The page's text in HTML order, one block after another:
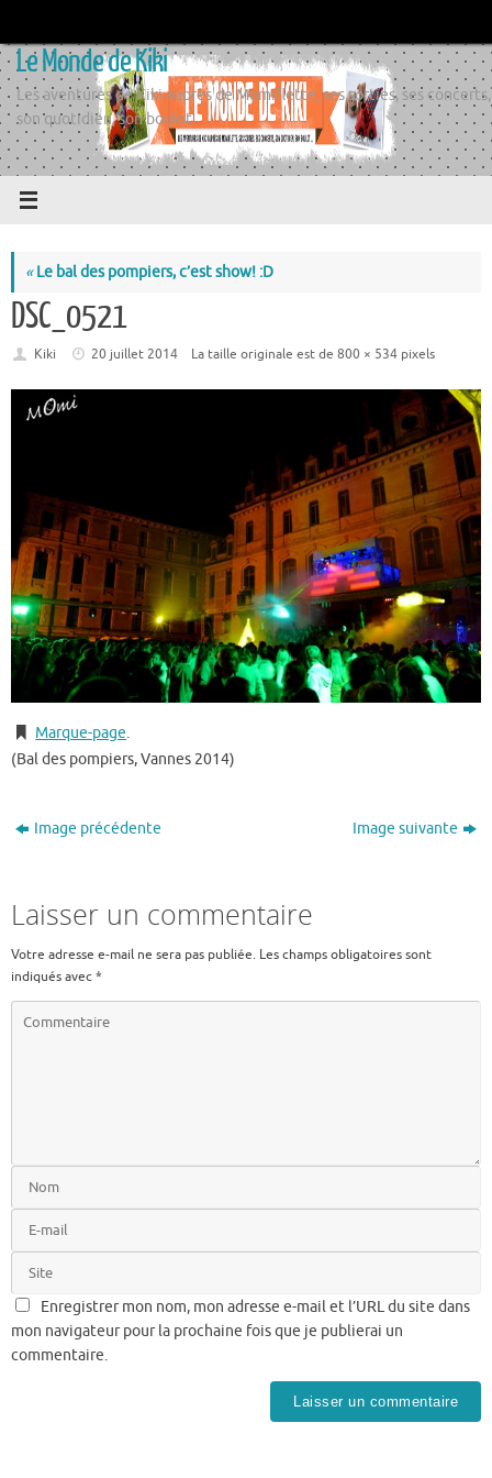
contenu
Le Monde de Kiki
Les aventures de Kiki auprès de Momiflette, ses sorties, ses concerts,
son quotidien, son boulot
«Le bal des pompiers, c’est show! :D
DSC_0521
Kiki 20 juillet 2014 La taille originale est de800 × 534 pixels
Marque-page.
(Bal des pompiers, Vannes 2014)
Image précédente Image suivante
Laisser un commentaire
Votre adresse e-mail ne sera pas publiée. Les champs obligatoires sont
indiqués avec*
Enregistrer mon nom, mon adresse e-mail et l’URL du site dans
mon navigateur pour la prochaine fois que je publierai un
commentaire.